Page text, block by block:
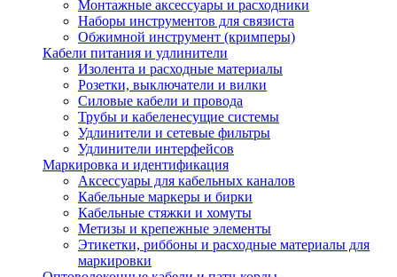
Монтажные аксессуары и расходники
Наборы инструментов для связиста
Обжимной инструмент (кримперы)
Кабели питания и удлинители
Изолента и расходные материалы
Розетки, выключатели и вилки
Силовые кабели и провода
Трубы и кабеленесущие системы
Удлинители и сетевые фильтры
Удлинители интерфейсов
Маркировка и идентификация
Аксессуары для кабельных каналов
Кабельные маркеры и бирки
Кабельные стяжки и хомуты
Метизы и крепежные элементы
Этикетки, риббоны и расходные материалы для
маркировки